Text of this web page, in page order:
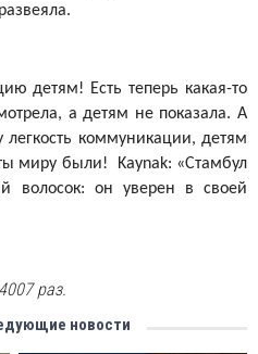
детям! Есть теперь какая-то
а детям не показала. А
легкость коммуникации, детям
миру были! Kaynak: «Стамбул
волосок: он уверен в своей
раз.
новости